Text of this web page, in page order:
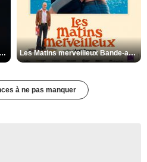
Les Silences de Riyad Bande-annonce VO STFR Les Matins merveilleux Bande-annonce VF
à ne pas manquer